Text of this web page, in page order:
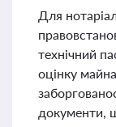
Для
технічний
оцінку
документи,